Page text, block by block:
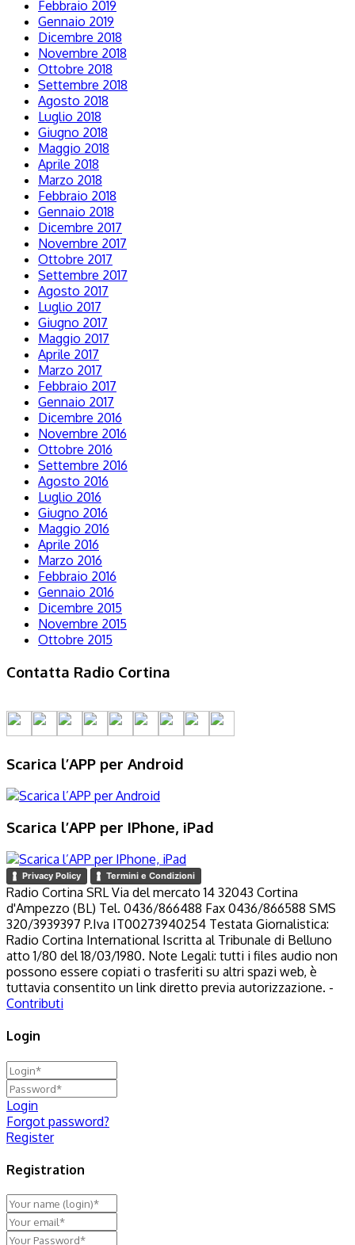
Febbraio 2019
Gennaio 2019
Dicembre 2018
Novembre 2018
Ottobre 2018
Settembre 2018
Agosto 2018
Luglio 2018
Giugno 2018
Maggio 2018
Aprile 2018
Marzo 2018
Febbraio 2018
Gennaio 2018
Dicembre 2017
Novembre 2017
Ottobre 2017
Settembre 2017
Agosto 2017
Luglio 2017
Giugno 2017
Maggio 2017
Aprile 2017
Marzo 2017
Febbraio 2017
Gennaio 2017
Dicembre 2016
Novembre 2016
Ottobre 2016
Settembre 2016
Agosto 2016
Luglio 2016
Giugno 2016
Maggio 2016
Aprile 2016
Marzo 2016
Febbraio 2016
Gennaio 2016
Dicembre 2015
Novembre 2015
Ottobre 2015
Contatta Radio Cortina
Scarica l’APP per Android
Scarica l’APP per IPhone, iPad
Privacy Policy Termini e Condizioni
Radio Cortina SRL Via del mercato 14 32043 Cortina
d'Ampezzo (BL) Tel. 0436/866488 Fax 0436/866588 SMS
320/3939397 P.Iva IT00273940254 Testata Giornalistica:
Radio Cortina International Iscritta al Tribunale di Belluno
atto 1/80 del 18/03/1980. Note Legali: tutti i files audio non
possono essere copiati o trasferiti su altri spazi web, è
tuttavia consentito un link diretto previa autorizzazione. -
Contributi
Login
Login
Forgot password?
Register
Registration